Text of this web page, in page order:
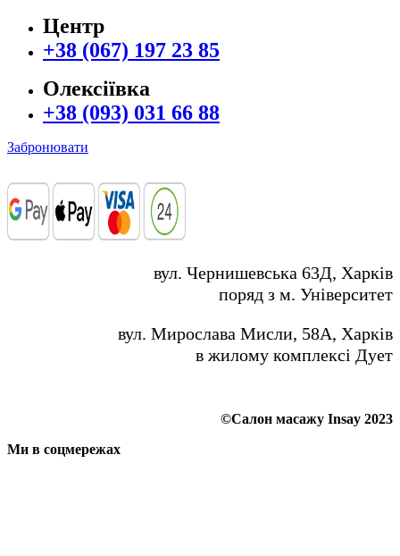
Центр
+38 (067) 197 23 85
Олексіївка
+38 (093) 031 66 88
Забронювати
вул. Чернишевська 63Д, Харків
поряд з м. Університет
вул. Мирослава Мисли, 58А, Харків
в жилому комплексі Дует
©Салон масажу Insay 2023
Ми в соцмережах